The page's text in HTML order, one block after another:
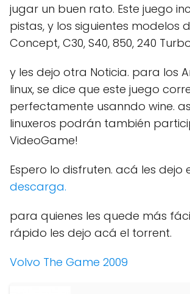
jugar un buen rato. Este juego
pistas, y los siguientes modelos
Concept, C30, S40, 850, 240
y les dejo otra Noticia. para los
linux, se dice que este juego
perfectamente usanndo wine.
linuxeros podrán también
VideoGame!
Espero lo disfruten. acá les dejo
descarga.
para quienes les quede más
rápido les dejo acá el torrent.
Volvo The Game 2009